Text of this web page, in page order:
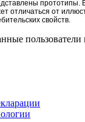
прототипы.
отличаться от
свойств.
пользователи